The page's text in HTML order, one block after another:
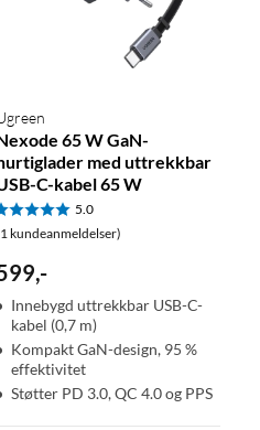
65 W GaN-
med uttrekkbar
C-kabel 65 W
5.0
kundeanmeldelser)
,-
Innebygd uttrekkbar USB-C-
kabel (0,7 m)
Kompakt GaN-design, 95 %
effektivitet
Støtter PD 3.0, QC 4.0 og PPS